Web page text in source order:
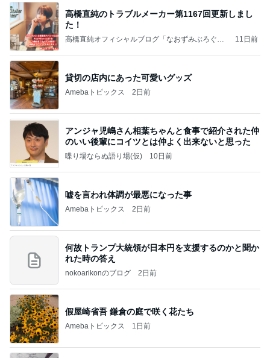
高橋直純のトラブルメーカー第1167回更新しまし
た！
高橋直純オフィシャルブログ「なおずみぶろぐ」
11日前
貸切の店内にあった可愛いグッズ
Amebaトピックス 2日前
アンジャ児嶋さん相葉ちゃんと食事で紹介された仲
のいい後輩にコイツとは仲よく出来ないと思った
喋り場ならぬ語り場(仮) 10日前
嘘を言われ体調が最悪になった事
Amebaトピックス 2日前
何故トランプ大統領が日本円を支援するのかと聞か
れた時の答え
nokoarikonのブログ 2日前
假屋崎省吾 鎌倉の庭で咲く花たち
Amebaトピックス 1日前